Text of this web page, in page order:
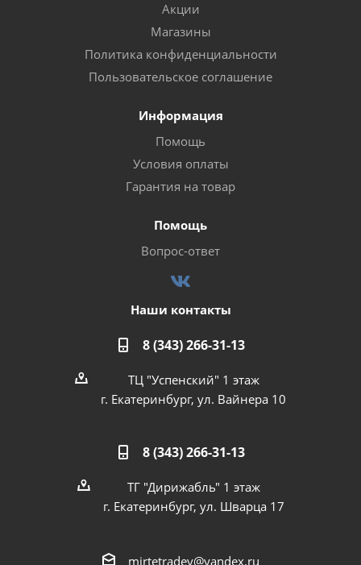
Акции
Магазины
Политика конфиденциальности
Пользовательское соглашение
Информация
Помощь
Условия оплаты
Гарантия на товар
Помощь
Вопрос-ответ
Наши контакты
8 (343) 266-31-13
ТЦ "Успенский" 1 этаж
г. Екатеринбург, ул. Вайнера 10
8 (343) 266-31-13
ТГ "Дирижабль" 1 этаж
г. Екатеринбург, ул. Шварца 17
mirtetradey@yandex.ru